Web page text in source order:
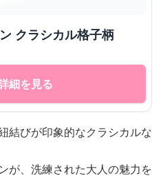
クラシカル格子柄
細を見る
結びが印象的なクラシカルな
が、洗練された大人の魅力を